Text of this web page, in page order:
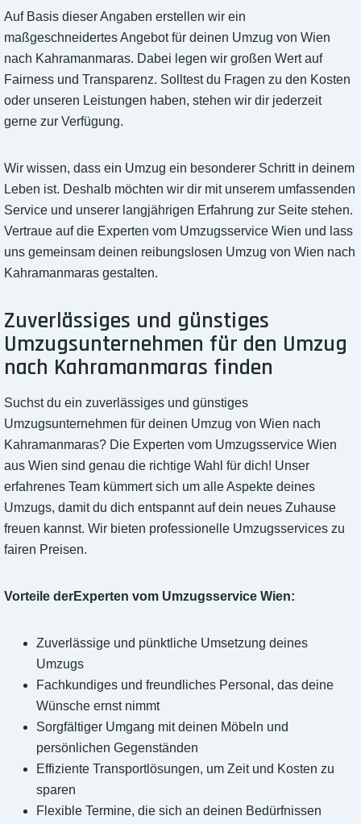
Auf Basis dieser Angaben erstellen wir ein
maßgeschneidertes Angebot für deinen Umzug von Wien
nach Kahramanmaras. Dabei legen wir großen Wert auf
Fairness und Transparenz. Solltest du Fragen zu den Kosten
oder unseren Leistungen haben, stehen wir dir jederzeit
gerne zur Verfügung.
Wir wissen, dass ein Umzug ein besonderer Schritt in deinem
Leben ist. Deshalb möchten wir dir mit unserem umfassenden
Service und unserer langjährigen Erfahrung zur Seite stehen.
Vertraue auf die Experten vom Umzugsservice Wien und lass
uns gemeinsam deinen reibungslosen Umzug von Wien nach
Kahramanmaras gestalten.
Zuverlässiges und günstiges
Umzugsunternehmen für den Umzug
nach Kahramanmaras finden
Suchst du ein zuverlässiges und günstiges
Umzugsunternehmen für deinen Umzug von Wien nach
Kahramanmaras? Die Experten vom Umzugsservice Wien
aus Wien sind genau die richtige Wahl für dich! Unser
erfahrenes Team kümmert sich um alle Aspekte deines
Umzugs, damit du dich entspannt auf dein neues Zuhause
freuen kannst. Wir bieten professionelle Umzugsservices zu
fairen Preisen.
Vorteile derExperten vom Umzugsservice Wien:
Zuverlässige und pünktliche Umsetzung deines
Umzugs
Fachkundiges und freundliches Personal, das deine
Wünsche ernst nimmt
Sorgfältiger Umgang mit deinen Möbeln und
persönlichen Gegenständen
Effiziente Transportlösungen, um Zeit und Kosten zu
sparen
Flexible Termine, die sich an deinen Bedürfnissen